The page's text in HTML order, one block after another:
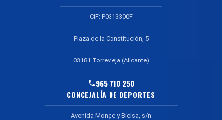
CIF: P0313300F
Plaza de la Constitución, 5
03181 Torrevieja (Alicante)
965 710 250
CONCEJALÍA DE DEPORTES
Avenida Monge y Bielsa, s/n